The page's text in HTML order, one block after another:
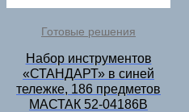
Готовые решения
Набор инструментов
«СТАНДАРТ» в синей
тележке, 186 предметов
МАСТАК 52-04186B